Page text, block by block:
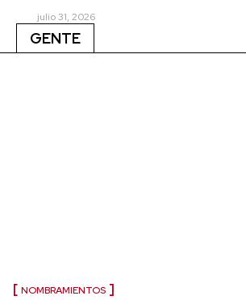
julio 31, 2026
GENTE
NOMBRAMIENTOS